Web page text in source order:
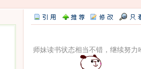
师妹读书状态相当不错，继续努